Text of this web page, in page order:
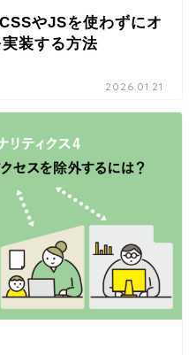
やJSを使わずにオ
装する方法
2026.01.21